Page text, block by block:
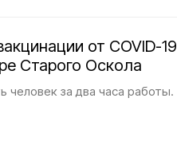
от COVID-19
Старого Оскола
человек за два часа работы.